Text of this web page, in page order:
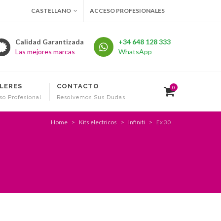
CASTELLANO ACCESO PROFESIONALES
Calidad Garantizada
Las mejores marcas
+34 648 128 333
WhatsApp
Profesional
CONTACTO
Resolvemos Sus Dudas
0
Home Kits electricos Infiniti Ex 30